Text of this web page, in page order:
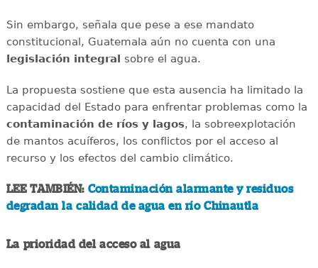
Sin embargo, señala que pese a ese mandato
constitucional, Guatemala aún no cuenta con una
legislación integral sobre el agua.
La propuesta sostiene que esta ausencia ha limitado la
capacidad del Estado para enfrentar problemas como la
contaminación de ríos y lagos, la sobreexplotación
de mantos acuíferos, los conflictos por el acceso al
recurso y los efectos del cambio climático.
LEE TAMBIÉN: Contaminación alarmante y residuos
degradan la calidad de agua en río Chinautla
La prioridad del acceso al agua